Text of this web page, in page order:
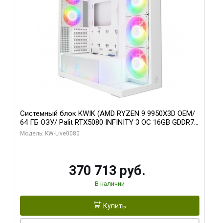
Системный блок KWIK (AMD RYZEN 9 9950X3D OEM/
64 ГБ ОЗУ/ Palit RTX5080 INFINITY 3 OC 16GB GDDR7
256bit 3xDP H/ 960 ГБ SSD)
Модель: KW-Live0080
370 713 руб.
В наличии
Купить